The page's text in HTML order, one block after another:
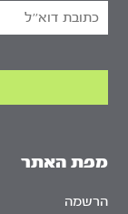
מפת האתר
הרשמה